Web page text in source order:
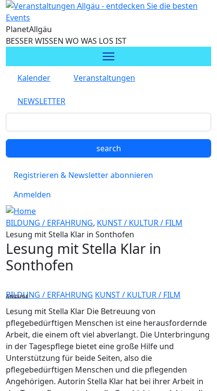
Direkt zum Inhalt
PlanetAllgäu
BESSER WISSEN WO WAS LOS IST
Kalender Veranstaltungen
NEWSLETTER
Registrieren & Newsletter abonnieren
Anmelden
BILDUNG / ERFAHRUNG, KUNST / KULTUR / FILM
Lesung mit Stella Klar in Sonthofen
Lesung mit Stella Klar in
Sonthofen
BILDUNG / ERFAHRUNG KUNST / KULTUR / FILM
ANZEIGE
Lesung mit Stella Klar Die Betreuung von
pflegebedürftigen Menschen ist eine herausfordernde
Arbeit, die einem oft viel abverlangt. Die Unterbringung
in der Tagespflege bietet eine große Hilfe und
Unterstützung für beide Seiten, also die
pflegebedürftigen Menschen und die pflegenden
Angehörigen. Autorin Stella Klar hat bei ihrer Arbeit in